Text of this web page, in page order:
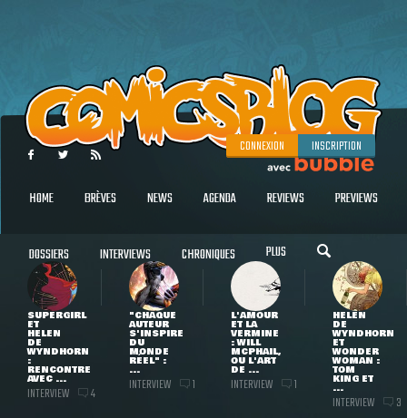
CONNEXION INSCRIPTION
HOME BRÈVES NEWS AGENDA REVIEWS PREVIEWS
DOSSIERS INTERVIEWS CHRONIQUES PLUS
SUPERGIRL
ET
HELEN
DE
WYNDHORN
:
RENCONTRE
AVEC ...
INTERVIEW 4
"CHAQUE
AUTEUR
S'INSPIRE
DU
MONDE
RÉEL" :
...
INTERVIEW 1
L'AMOUR
ET LA
VERMINE
: WILL
MCPHAIL,
OU L'ART
DE ...
INTERVIEW 1
HELEN
DE
WYNDHORN
ET
WONDER
WOMAN :
TOM
KING ET
...
INTERVIEW 3